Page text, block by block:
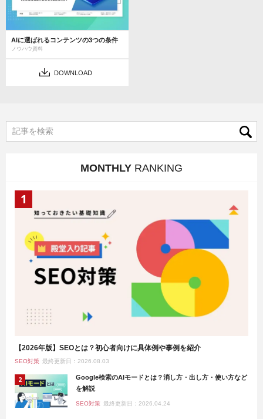
AIに選ばれるコンテンツの3つの条件
ノウハウ資料
DOWNLOAD
MONTHLY RANKING
【2026年版】SEOとは？初心者向けに具体例や事例を紹介
SEO対策 最終更新日：2026.08.03
Google検索のAIモードとは？消し方・出し方・使い方など
を解説
SEO対策 最終更新日：2026.04.24